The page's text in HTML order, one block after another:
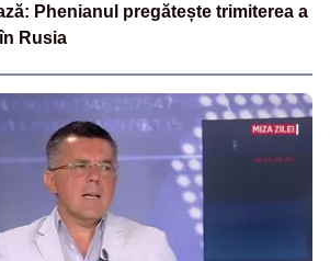
Phenianul pregătește trimiterea a
Rusia